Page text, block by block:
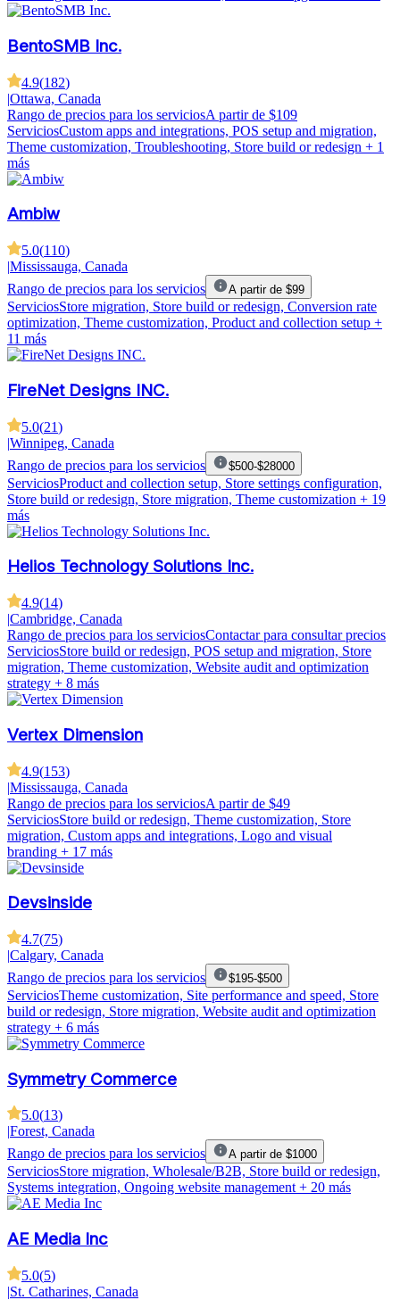
BentoSMB Inc.
4.9(182)
|Ottawa, Canada
Rango de precios para los serviciosA partir de $109
ServiciosCustom apps and integrations, POS setup and migration,
Theme customization, Troubleshooting, Store build or redesign + 1
más
Ambiw
5.0(110)
|Mississauga, Canada
Rango de precios para los servicios
A partir de $99
ServiciosStore migration, Store build or redesign, Conversion rate
optimization, Theme customization, Product and collection setup +
11 más
FireNet Designs INC.
5.0(21)
|Winnipeg, Canada
Rango de precios para los servicios
$500-$28000
ServiciosProduct and collection setup, Store settings configuration,
Store build or redesign, Store migration, Theme customization + 19
más
Helios Technology Solutions Inc.
4.9(14)
|Cambridge, Canada
Rango de precios para los serviciosContactar para consultar precios
ServiciosStore build or redesign, POS setup and migration, Store
migration, Theme customization, Website audit and optimization
strategy + 8 más
Vertex Dimension
4.9(153)
|Mississauga, Canada
Rango de precios para los serviciosA partir de $49
ServiciosStore build or redesign, Theme customization, Store
migration, Custom apps and integrations, Logo and visual
branding + 17 más
Devsinside
4.7(75)
|Calgary, Canada
Rango de precios para los servicios
$195-$500
ServiciosTheme customization, Site performance and speed, Store
build or redesign, Store migration, Website audit and optimization
strategy + 6 más
Symmetry Commerce
5.0(13)
|Forest, Canada
Rango de precios para los servicios
A partir de $1000
ServiciosStore migration, Wholesale/B2B, Store build or redesign,
Systems integration, Ongoing website management + 20 más
AE Media Inc
5.0(5)
|St. Catharines, Canada